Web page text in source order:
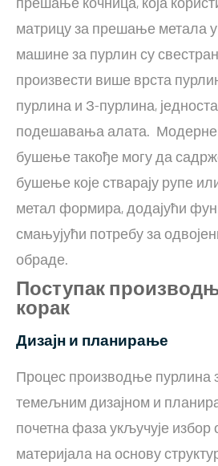
матрицу за прешање метала
машине за пурлин су
произвести више врста
пурлина и З-пурлина,
подешавања алата.
бушење такође могу да
бушење које стварају рупе
метал формира, додајући
смањујући потребу за
обраде.
Поступак
корак
Дизајн и планирање
Процес производње пурлина
темељним дизајном и
почетна фаза укључује избор
материјала на основу